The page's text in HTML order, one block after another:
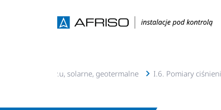
c.o., c.w.u, solarne, geotermalne I.6. Pomiary